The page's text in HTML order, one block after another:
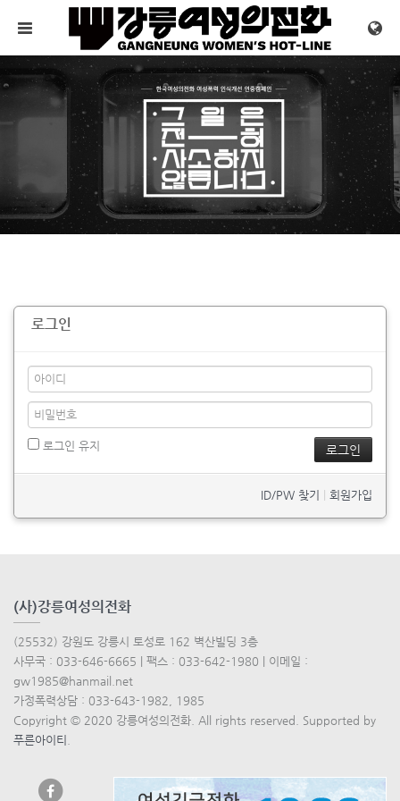
메뉴 건너뛰기
로그인
로그인 유지
ID/PW 찾기 회원가입
(사)강릉여성의전화
(25532) 강원도 강릉시 토성로 162 벽산빌딩 3층
사무국 : 033-646-6665 | 팩스 : 033-642-1980 | 이메일 :
gw1985@hanmail.net
가정폭력상담 : 033-643-1982, 1985
Copyright © 2020 강릉여성의전화. All rights reserved. Supported by
푸른아이티